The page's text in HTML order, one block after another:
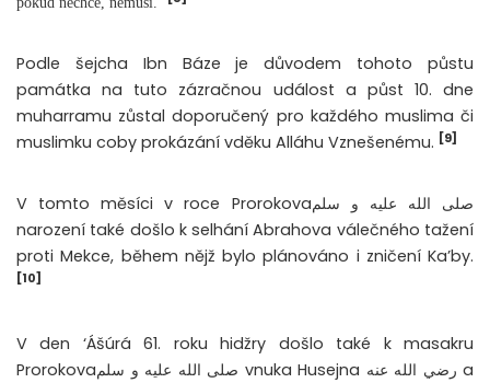
Podle šejcha Ibn Báze je důvodem tohoto půstu
památka na tuto zázračnou událost a půst 10. dne
muharramu zůstal doporučený pro každého muslima či
muslimku coby prokázání vděku Alláhu Vznešenému. [9]
V tomto měsíci v roce Prorokovaصلى الله عليه و سلم
narození také došlo k selhání Abrahova válečného tažení
proti Mekce, během nějž bylo plánováno i zničení Ka’by.
[10]
V den ‘Ášúrá 61. roku hidžry došlo také k masakru
Prorokovaصلى الله عليه و سلم vnuka Husejna رضي الله عنه a